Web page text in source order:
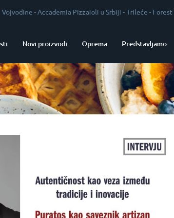
-Accademia Pizzaioli u Srbiji- Trileće-Forest tartalete-
Novi proizvodi Oprema Predstavljamo